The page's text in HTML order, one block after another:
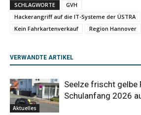
SCHLAGWORTE
GVH
Hackerangriff auf die IT-Systeme der ÜSTRA
Kein Fahrkartenverkauf
Region Hannover
VERWANDTE ARTIKEL
Aktuelles
Seelze frischt gelbe
Schulanfang 2026